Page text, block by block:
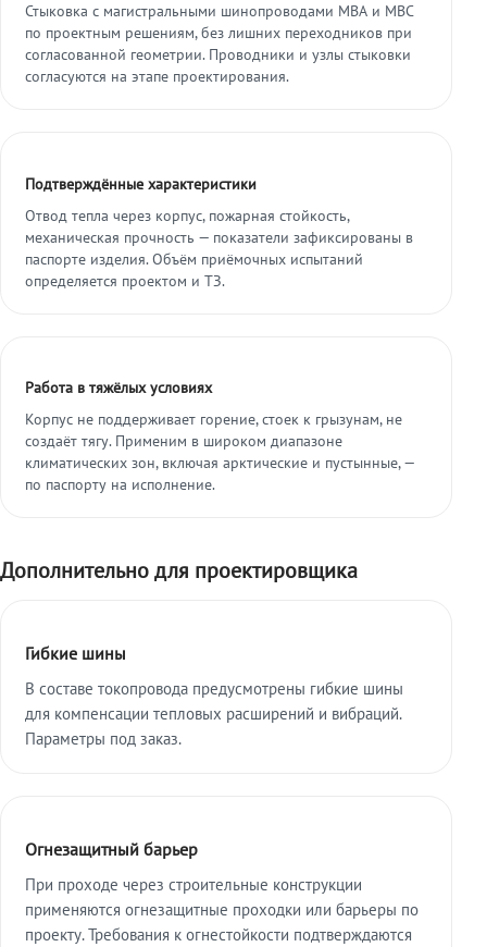
Стыковка с магистральными шинопроводами МВА и МВС
по проектным решениям, без лишних переходников при
согласованной геометрии. Проводники и узлы стыковки
согласуются на этапе проектирования.
Подтверждённые характеристики
Отвод тепла через корпус, пожарная стойкость,
механическая прочность — показатели зафиксированы в
паспорте изделия. Объём приёмочных испытаний
определяется проектом и ТЗ.
Работа в тяжёлых условиях
Корпус не поддерживает горение, стоек к грызунам, не
создаёт тягу. Применим в широком диапазоне
климатических зон, включая арктические и пустынные, —
по паспорту на исполнение.
Дополнительно для проектировщика
Гибкие шины
В составе токопровода предусмотрены гибкие шины
для компенсации тепловых расширений и вибраций.
Параметры под заказ.
Огнезащитный барьер
При проходе через строительные конструкции
применяются огнезащитные проходки или барьеры по
проекту. Требования к огнестойкости подтверждаются